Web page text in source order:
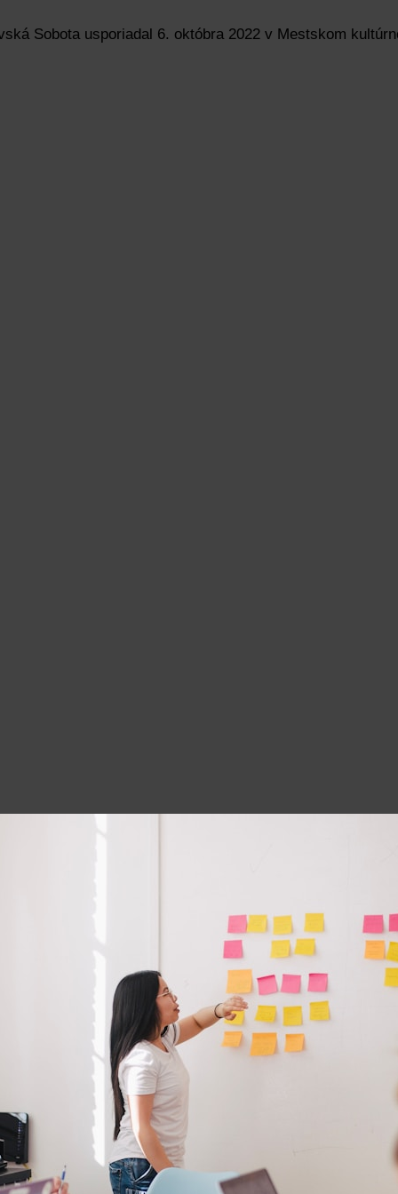
Sobota usporiadal 6. októbra 2022 v Mestskom